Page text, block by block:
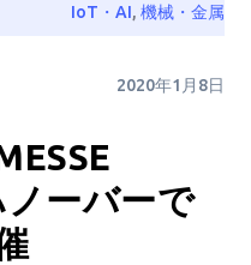
IoT・AI, 機械・金属
2020年1月8日
ーバーで